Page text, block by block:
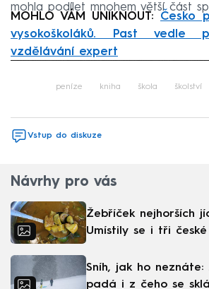
mohla podílet mnohem větší část
MOHLO VÁM UNIKNOUT: Česko
vysokoškoláků. Past vedle
vzdělávání expert
peníze kniha škola školství
Vstup do diskuze
Návrhy pro vás
Žebříček nejhorších
Umístily se i tři české
Sníh, jak ho neznáte:
padá i z čeho se